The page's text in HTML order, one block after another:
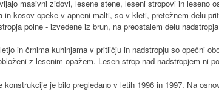
masivni zidovi, lesene stene, leseni stropovi in leseno
in kosov opeke v apneni malti, so v kleti, pretežnem delu
polne - izvedene iz brun, na preostalem delu
in črnima kuhinjama v pritličju in nadstropju so opečni
z lesenim opažem. Lesen strop nad nadstropjem ni
konstrukcije je bilo pregledano v letih 1996 in 1997. Na